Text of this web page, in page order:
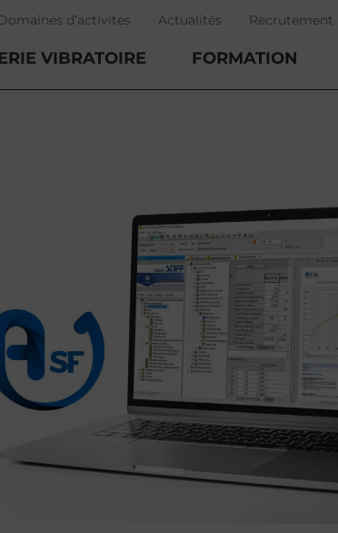
Domaines d’activités Actualités Recrutement
VIBRATOIRE FORMATION